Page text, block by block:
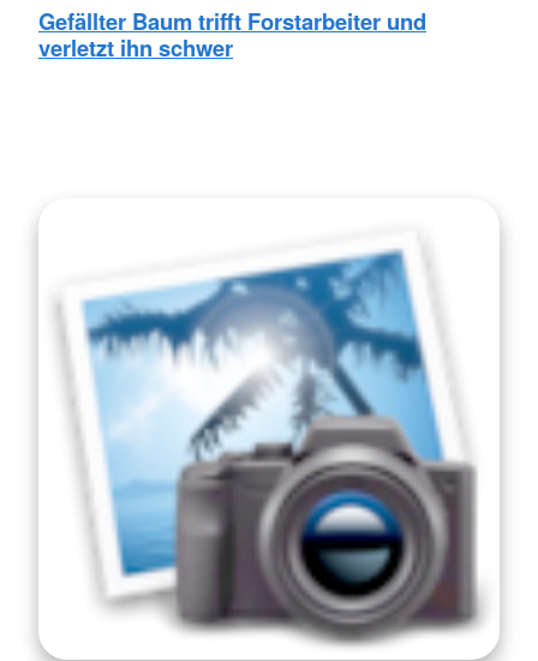
Gefällter Baum trifft Forstarbeiter und
verletzt ihn schwer